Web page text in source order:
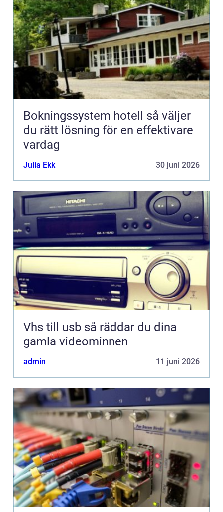
Bokningssystem hotell så väljer
du rätt lösning för en effektivare
vardag
Julia Ekk 30 juni 2026
Vhs till usb så räddar du dina
gamla videominnen
admin 11 juni 2026